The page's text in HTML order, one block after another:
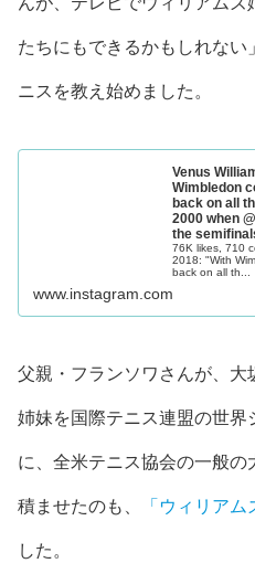
たちにもできるかもしれな
ニスを教え始めました。
Venus
Wimbledon
back on all
2000 when
the
76K likes, 710
2018: "With
back on all th...
www.instagram.com
父親・フランソワさんが、
姉妹を国際テニス連盟の世界
に、全米テニス協会の一般
積ませたのも、 「ウィリア
した。